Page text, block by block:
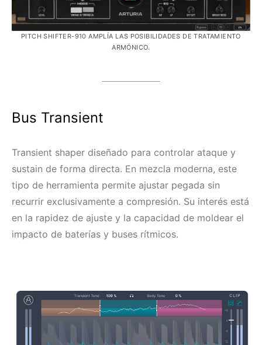
PITCH SHIFTER-910 AMPLÍA LAS POSIBILIDADES DE TRATAMIENTO
ARMÓNICO.
Bus Transient
Transient shaper diseñado para controlar ataque y
sustain de forma directa. En mezcla moderna, este
tipo de herramienta permite ajustar pegada sin
recurrir exclusivamente a compresión. Su interés está
en la rapidez de ajuste y la capacidad de moldear el
impacto de baterías y buses rítmicos.